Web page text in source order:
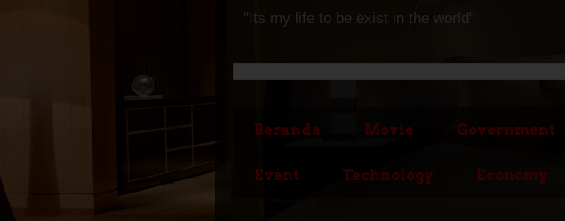
"Its my life to be exist in the world"
Beranda Movie Government
Event Technology Economy